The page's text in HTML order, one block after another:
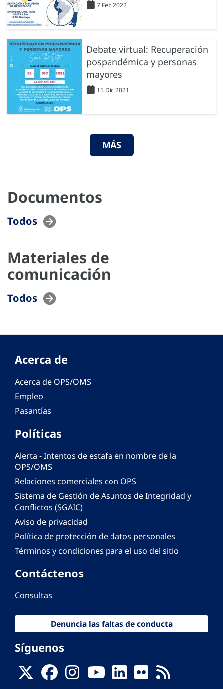
7 Feb 2022
Debate virtual: Recuperación
pospandémica y personas
mayores
15 Dic 2021
MÁS
Documentos
Todos
Materiales de
comunicación
Todos
Acerca de
Acerca de OPS/OMS
Empleo
Pasantías
Políticas
Alerta - Intentos de estafa en nombre de la
OPS/OMS
Relaciones comerciales con OPS
Sistema de Gestión de Asuntos de Integridad y
Conflictos (SGAIC)
Aviso de privacidad
Política de protección de datos personales
Términos y condiciones para el uso del sitio
Contáctenos
Consultas
Denuncia las faltas de conducta
Síguenos